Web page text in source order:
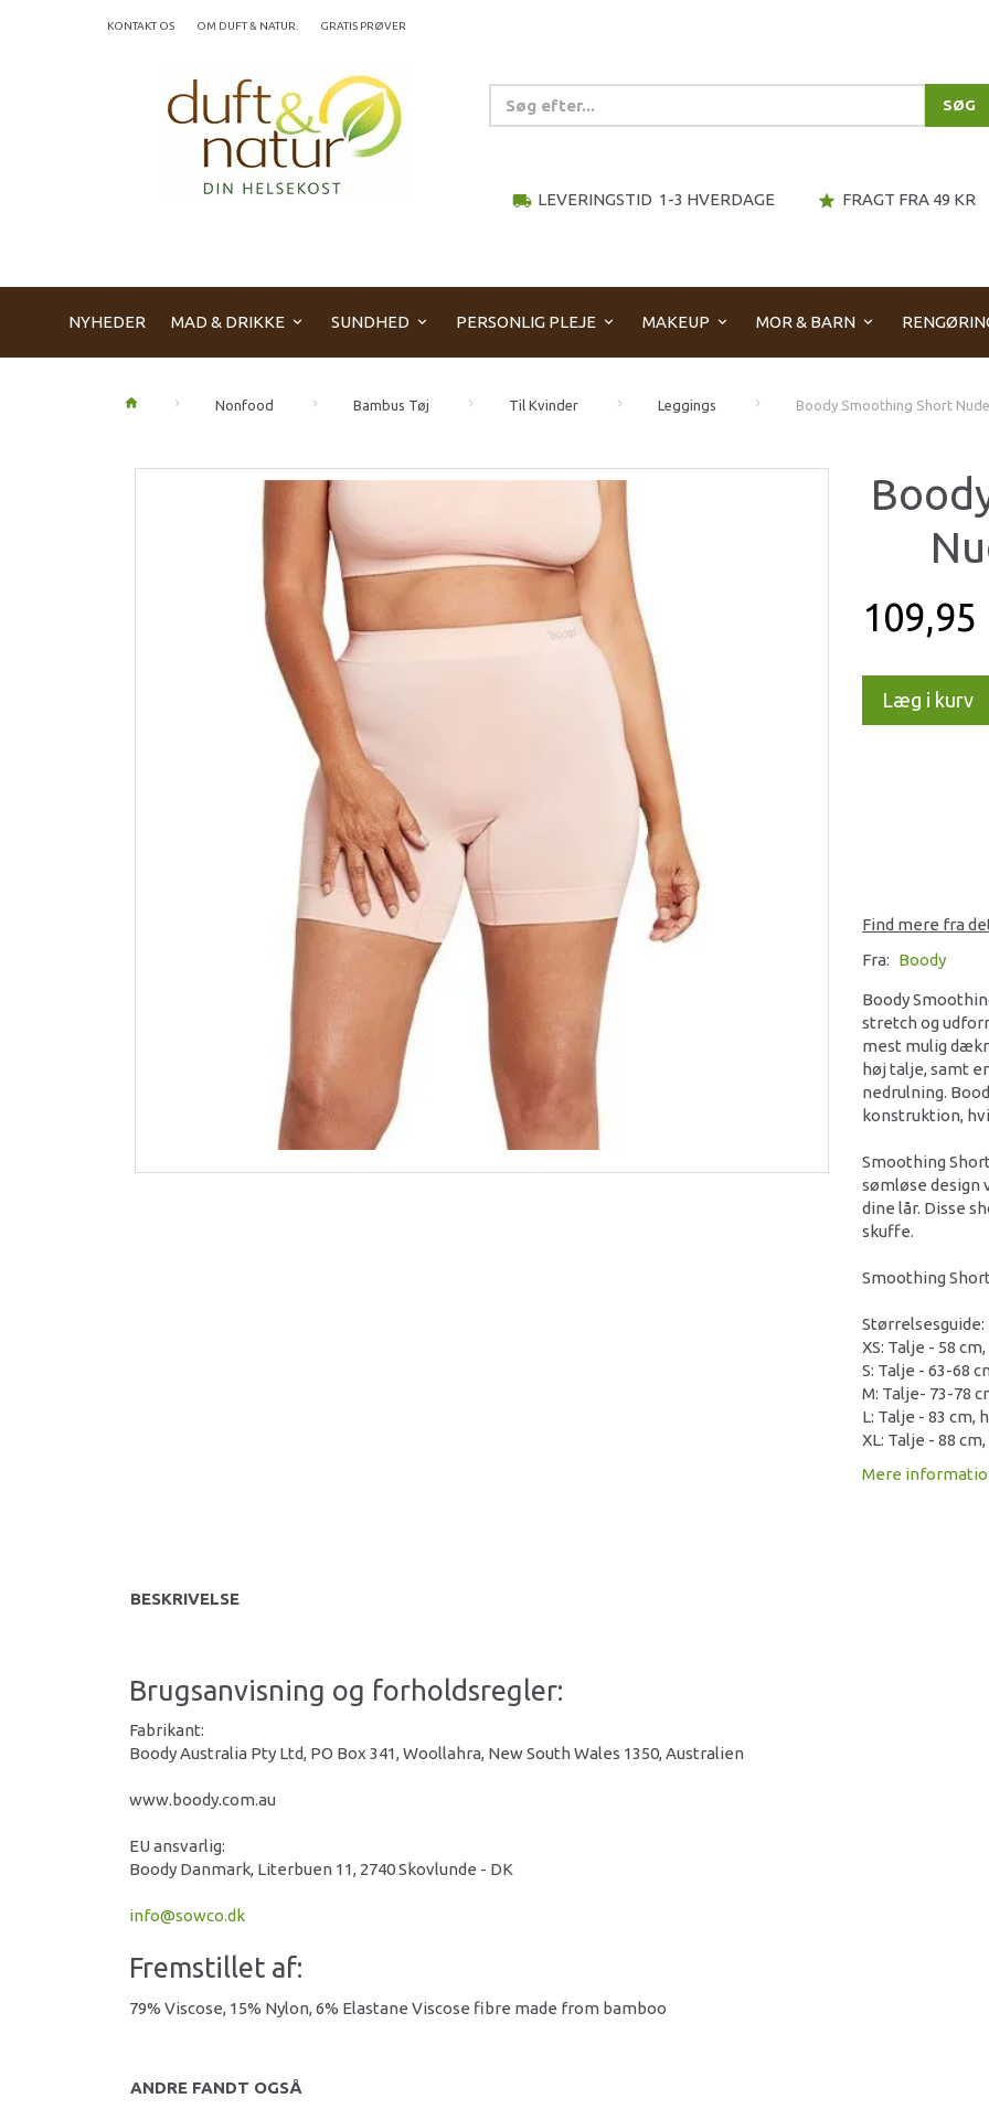
KONTAKT OS OM DUFT & NATUR. GRATIS PRØVER
SØG
local_shipping LEVERINGSTID 1-3 HVERDAGE star FRAGT FRA 49 KR
NYHEDER MAD & DRIKKE SUNDHED PERSONLIG PLEJE MAKEUP MOR & BARN
Nonfood Bambus Tøj Til Kvinder Leggings Boody Smoothing Short
109,95
Læg i kurv
Find mere fra
Fra: Boody
Boody
stretch og
mest mulig
høj talje, samt
nedrulning.
konstruktion,
Smoothing
sømløse design
dine lår. Disse
skuffe.
Smoothing
Størrelsesguide:
XS: Talje - 58
S: Talje - 63-68
M: Talje- 73-78
L: Talje - 83 cm,
XL: Talje - 88
Mere
BESKRIVELSE
Brugsanvisning og forholdsregler:
Fabrikant:
Boody Australia Pty Ltd, PO Box 341, Woollahra, New South Wales 1350, Australien
www.boody.com.au
EU ansvarlig:
Boody Danmark, Literbuen 11, 2740 Skovlunde - DK
info@sowco.dk
Fremstillet af:
79% Viscose, 15% Nylon, 6% Elastane Viscose fibre made from bamboo
ANDRE FANDT OGSÅ